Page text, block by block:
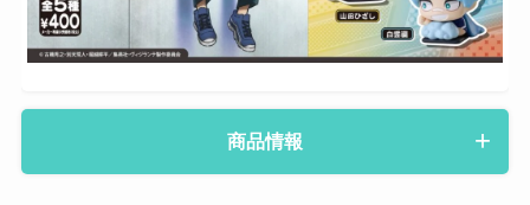
商品情報